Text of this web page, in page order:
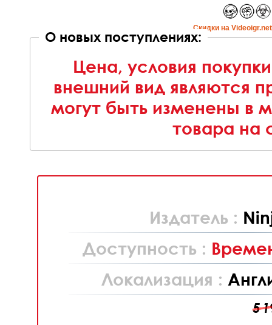
Cкидки на
О новых поступлениях:
Цена, условия
внешний вид являются
могут быть изменены в
товара на
Издатель :
Доступность :
Локализация :
5